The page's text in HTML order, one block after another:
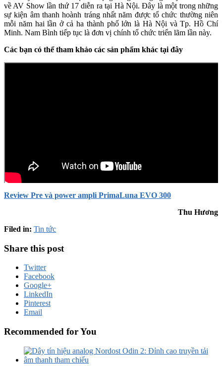
về AV Show lần thứ 17 diễn ra tại Hà Nội. Đây là một trong những
sự kiện âm thanh hoành tráng nhất năm được tổ chức thường niên
mỗi năm hai lần ở cả ha thành phố lớn là Hà Nội và Tp. Hồ Chí
Minh. Nam Bình tiếp tục là đơn vị chính tổ chức triển lãm lần này.
Các bạn có thể tham khảo các sản phẩm khác tại đây
Review Pre và power ampli PrimaLuna EVO 300
Thu Hương
Filed in: Tin tức
Share this post
Twitter
Facebook
Google+
LinkedIn
Pinterest
Email
Recommended for You